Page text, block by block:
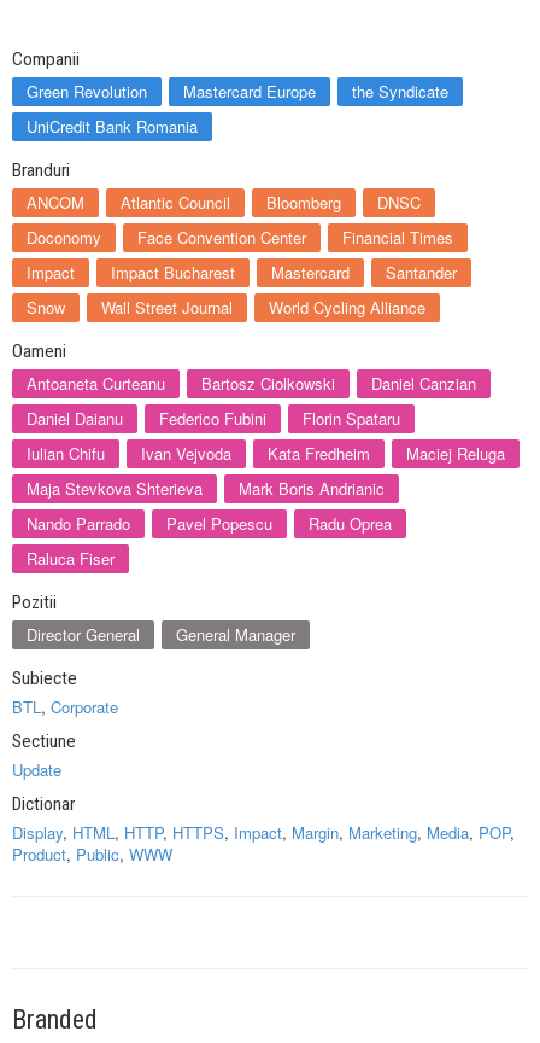
Companii
Green Revolution Mastercard Europe
the Syndicate
UniCredit Bank Romania
Branduri
ANCOM Atlantic Council Bloomberg
DNSC
Doconomy
Face Convention Center
Financial Times
Impact
Impact Bucharest Mastercard
Santander
Snow
Wall Street Journal World Cycling Alliance
Oameni
Antoaneta Curteanu Bartosz Ciolkowski
Daniel Canzian
Daniel Daianu
Federico Fubini
Florin Spataru
Iulian Chifu
Ivan Vejvoda Kata Fredheim
Maciej Reluga
Maja Stevkova Shterieva
Mark Boris Andrianic
Nando Parrado
Pavel Popescu
Radu Oprea
Raluca Fiser
Pozitii
Director General General Manager
Subiecte
BTL, Corporate
Sectiune
Update
Dictionar
Display, HTML, HTTP, HTTPS, Impact, Margin, Marketing, Media, POP,
Product, Public, WWW
Branded